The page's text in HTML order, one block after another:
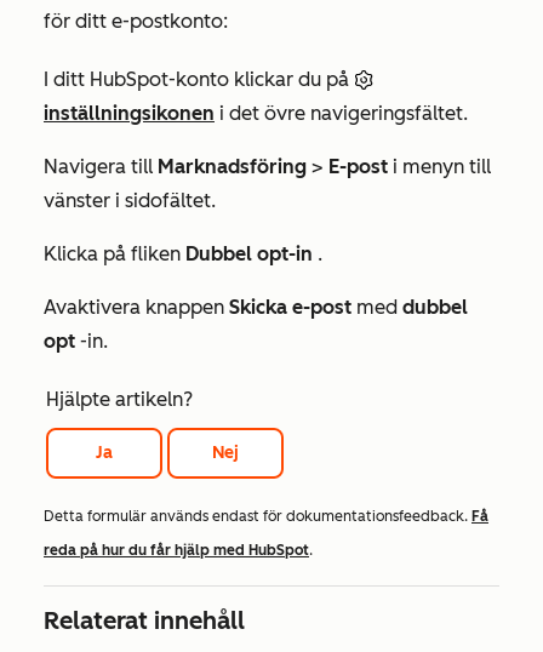
för ditt e-postkonto:
I ditt HubSpot-konto klickar du på
inställningsikonen i det övre navigeringsfältet.
Navigera till Marknadsföring > E-post i menyn till
vänster i sidofältet.
Klicka på fliken Dubbel opt-in .
Avaktivera knappen Skicka e-post med dubbel
opt -in.
Hjälpte artikeln?
Ja Nej
Detta formulär används endast för dokumentationsfeedback. Få
reda på hur du får hjälp med HubSpot.
Relaterat innehåll